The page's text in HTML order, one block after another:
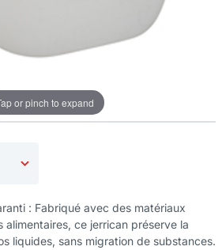
or pinch to expand
: Fabriqué avec des matériaux
alimentaires, ce jerrican préserve la
liquides, sans migration de substances.